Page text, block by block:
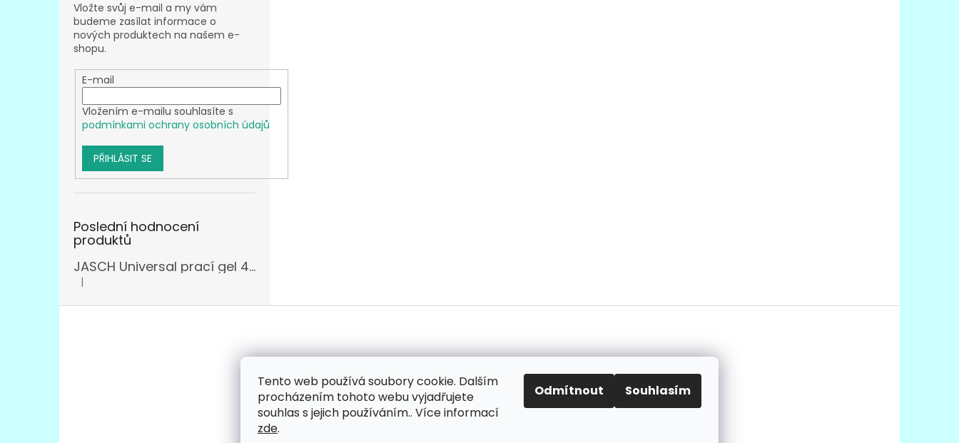
Tento web používá soubory cookie. Dalším
procházením tohoto webu vyjadřujete
souhlas s jejich používáním.. Více informací
zde.
Odmítnout Souhlasím
Vložte svůj e-mail a my vám
budeme zasílat informace o
nových produktech na našem e-
shopu.
E-mail
Vložením e-mailu souhlasíte s
podmínkami ochrany osobních údajů
PŘIHLÁSIT SE
Poslední hodnocení
produktů
JASCH Universal prací gel 4,305l
Hodnocení produktu je 3 z 5 hvězdiček.
|
Facebook